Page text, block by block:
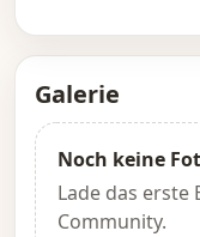
Galerie
Noch keine
Lade das
Community.